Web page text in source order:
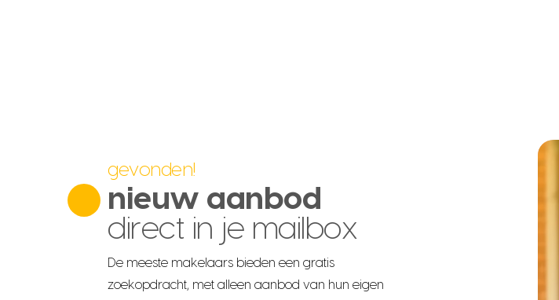
gevonden!
nieuw aanbod
direct in je mailbox
De meeste makelaars bieden een gratis
zoekopdracht, met alleen aanbod van hun eigen